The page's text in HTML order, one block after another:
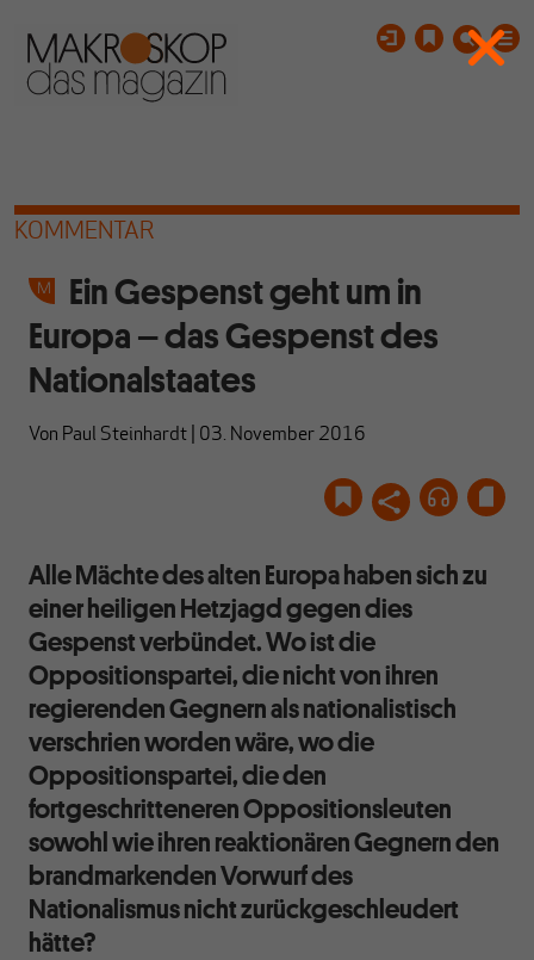
KOMMENTAR
Ein Gespenst geht um in
Europa – das Gespenst des
Nationalstaates
Von Paul Steinhardt 03. November 2016
Alle Mächte des alten Europa haben sich zu
einer heiligen Hetzjagd gegen dies
Gespenst verbündet. Wo ist die
Oppositionspartei, die nicht von ihren
regierenden Gegnern als nationalistisch
verschrien worden wäre, wo die
Oppositionspartei, die den
fortgeschritteneren Oppositionsleuten
sowohl wie ihren reaktionären Gegnern den
brandmarkenden Vorwurf des
Nationalismus nicht zurückgeschleudert
hätte?